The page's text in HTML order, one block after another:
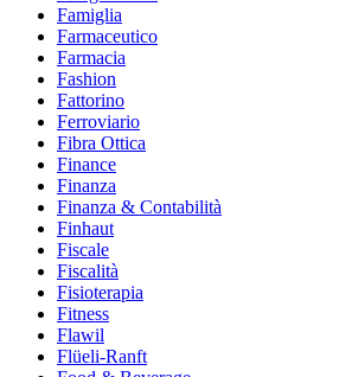
Famiglia
Farmaceutico
Farmacia
Fashion
Fattorino
Ferroviario
Fibra Ottica
Finance
Finanza
Finanza & Contabilità
Finhaut
Fiscale
Fiscalità
Fisioterapia
Fitness
Flawil
Flüeli-Ranft